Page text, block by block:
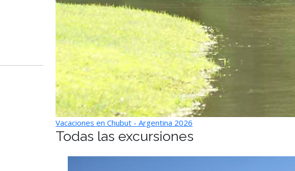
Vacaciones en Chubut - Argentina 2026
Todas las excursiones